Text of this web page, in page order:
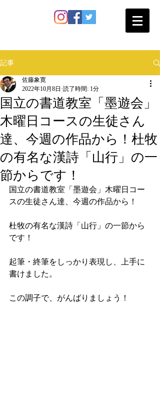
記事
国立の書道教室「墨遊会」
木曜日コースの生徒さん
達、今週の作品から！杜牧
の有名な漢詩「山行」の一
節からです！
佐藤象寛
2022年10月8日 読了時間: 1分
国立の書道教室「墨遊会」木曜日コー
スの生徒さん達、今週の作品から！
杜牧の有名な漢詩「山行」の一節から
です！
起筆・終筆をしっかり表現し、上手に
書けました。
この調子で、がんばりましょう！